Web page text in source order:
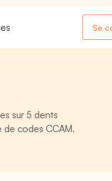
Se
sur 5 dents
de codes CCAM.